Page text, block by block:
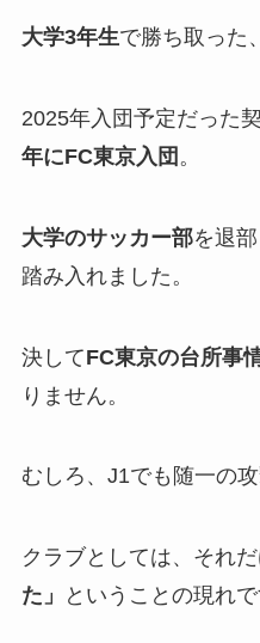
大学3年生で勝ち取った、
2025年入団予定だった
年にFC東京入団 。
大学のサッカー部を退部
踏み入れました。
決してFC東京の台所事
りません。
むしろ、J1でも随一の
クラブとしては、それ
た」
ということの現れで